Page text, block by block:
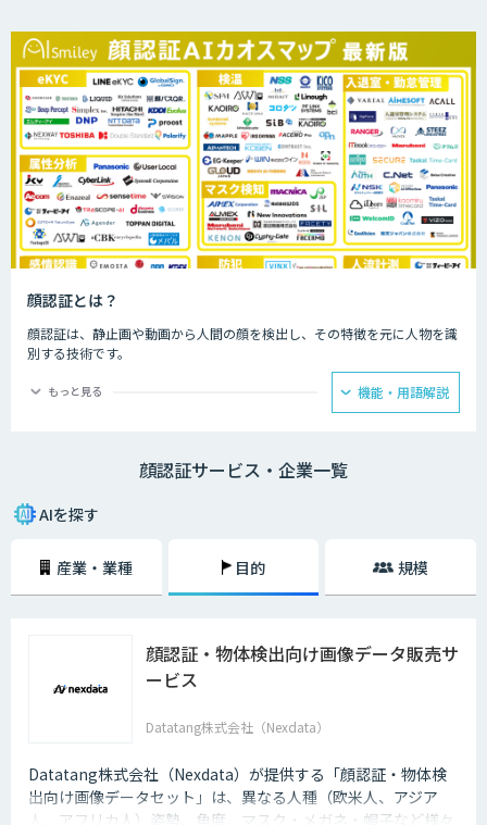
顔認証とは？
顔認証は、静止画や動画から人間の顔を検出し、その特徴を元に人物を識
別する技術です。
なりすますのが難しく、パスワードや鍵が不要なため安全です。
ティを実現できるのも魅力の一つです。最近では、スマホや入退室のセキ
もっと見る 機能・用語解説
顔認証サービス・企業一覧
AIを探す
産業・業種 目的 規模
顔認証・物体検出向け画像データ販売サ
ービス
Datatang株式会社（Nexdata）
Datatang株式会社（Nexdata）が提供する「顔認証・物体検
出向け画像データセット」は、異なる人種（欧米人、アジア
人、アフリカ人）姿勢、角度、マスク・メガネ・帽子など様々